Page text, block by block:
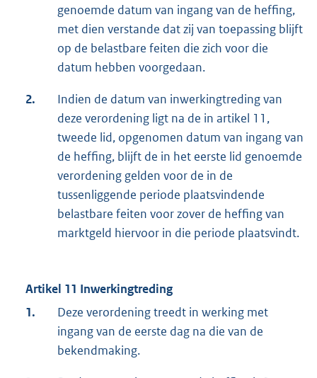
genoemde datum van ingang van de heffing,
met dien verstande dat zij van toepassing blijft
op de belastbare feiten die zich voor die
datum hebben voorgedaan.
2.
Indien de datum van inwerkingtreding van
deze verordening ligt na de in artikel 11,
tweede lid, opgenomen datum van ingang van
de heffing, blijft de in het eerste lid genoemde
verordening gelden voor de in de
tussenliggende periode plaatsvindende
belastbare feiten voor zover de heffing van
marktgeld hiervoor in die periode plaatsvindt.
Artikel 11 Inwerkingtreding
1.
Deze verordening treedt in werking met
ingang van de eerste dag na die van de
bekendmaking.